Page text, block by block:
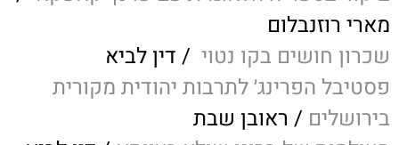
מארי רוזנבלום
שכרון חושים בקו נטוי / דין לביא
פסטיבל הפרינג׳ לתרבות יהודית מקורית
בירושלים / ראובן שבת